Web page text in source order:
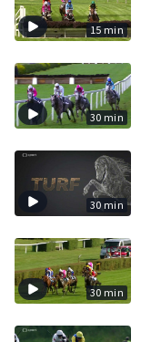
15 min
30 min
30 min
30 min